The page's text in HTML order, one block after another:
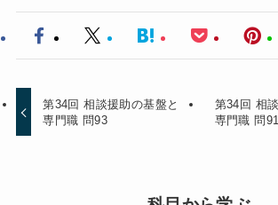
第34回 相談援助の基盤と
専門職 問93
第34回 相
専門職 問91